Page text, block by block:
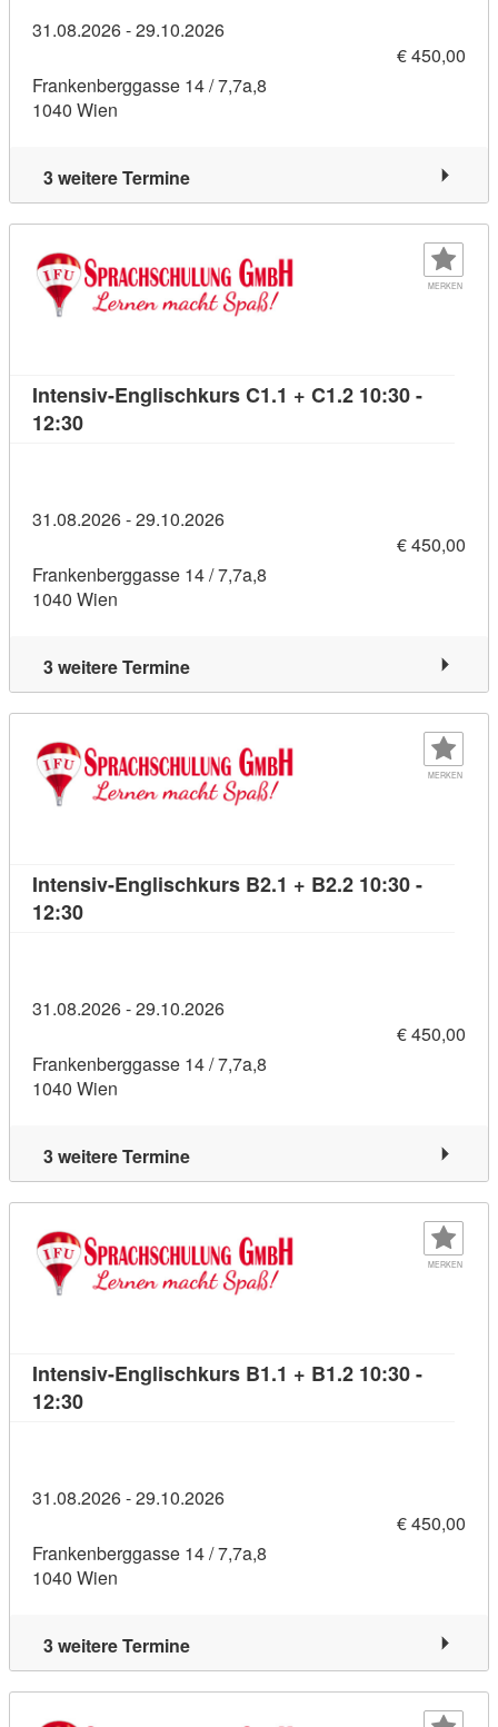
31.08.2026 - 29.10.2026
€ 450,00
Frankenberggasse 14 / 7,7a,8
1040 Wien
3 weitere Termine
MERKEN
Intensiv-Englischkurs C1.1 + C1.2 10:30 -
12:30Kursdetail: Intensiv-Englischkurs C1.1 + C1.2
31.08.2026 - 29.10.2026
€ 450,00
Frankenberggasse 14 / 7,7a,8
1040 Wien
3 weitere Termine
MERKEN
Intensiv-Englischkurs B2.1 + B2.2 10:30 -
12:30Kursdetail: Intensiv-Englischkurs B2.1 + B2.2
31.08.2026 - 29.10.2026
€ 450,00
Frankenberggasse 14 / 7,7a,8
1040 Wien
3 weitere Termine
MERKEN
Intensiv-Englischkurs B1.1 + B1.2 10:30 -
12:30Kursdetail: Intensiv-Englischkurs B1.1 + B1.2
31.08.2026 - 29.10.2026
€ 450,00
Frankenberggasse 14 / 7,7a,8
1040 Wien
3 weitere Termine